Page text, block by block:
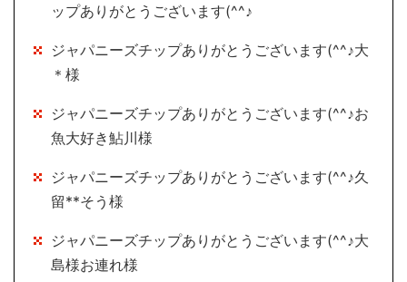
ップありがとうございます(^^♪
ジャパニーズチップありがとうございます(^^♪大
＊様
ジャパニーズチップありがとうございます(^^♪お
魚大好き鮎川様
ジャパニーズチップありがとうございます(^^♪久
留**そう様
ジャパニーズチップありがとうございます(^^♪大
島様お連れ様